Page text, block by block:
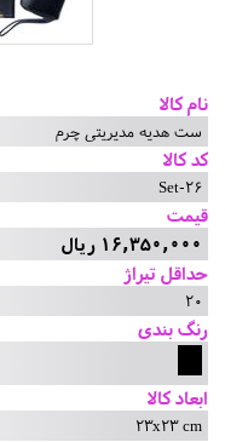
نام کالا
ست هدیه مدیریتی چرم
کد کالا
Set-26
قیمت
16,350,000 ریال
حداقل تیراژ
20
رنگ بندی
ابعاد کالا
23x23 cm